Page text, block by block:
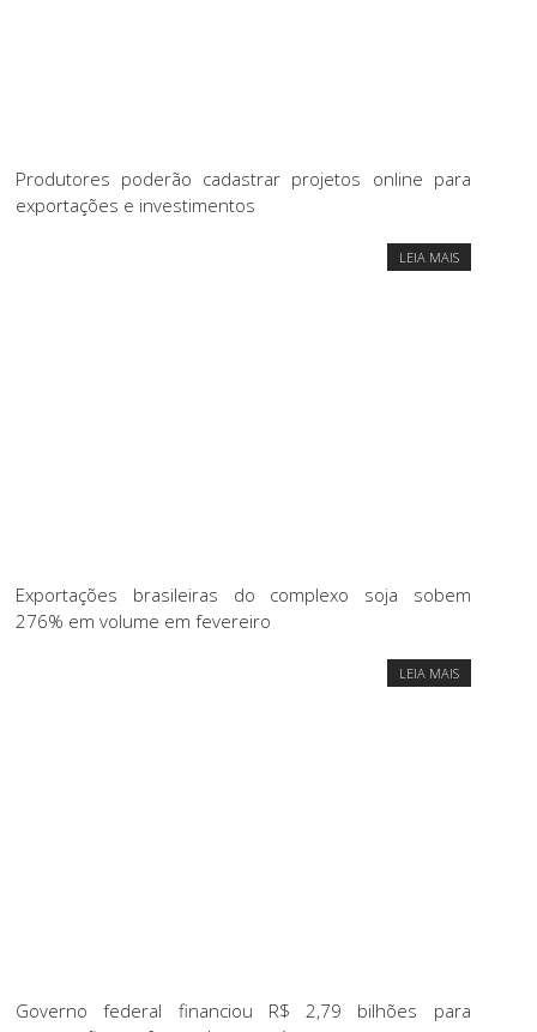
Produtores poderão cadastrar projetos online para
exportações e investimentos
LEIA MAIS
Exportações brasileiras do complexo soja sobem
276% em volume em fevereiro
LEIA MAIS
Governo federal financiou R$ 2,79 bilhões para